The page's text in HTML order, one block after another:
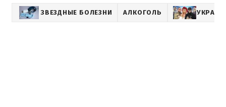
ЗВЕЗДНЫЕ БОЛЕЗНИ АЛКОГОЛЬ